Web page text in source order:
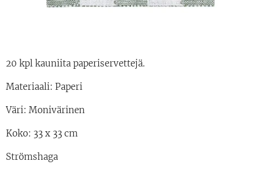
20 kpl kauniita paperiservettejä.
Materiaali: Paperi
Väri: Monivärinen
Koko: 33 x 33 cm
Strömshaga